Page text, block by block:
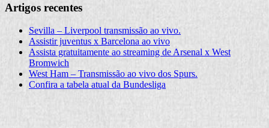
Artigos recentes
Sevilla – Liverpool transmissão ao vivo.
Assistir juventus x Barcelona ao vivo
Assista gratuitamente ao streaming de Arsenal x West
Bromwich
West Ham – Transmissão ao vivo dos Spurs.
Confira a tabela atual da Bundesliga